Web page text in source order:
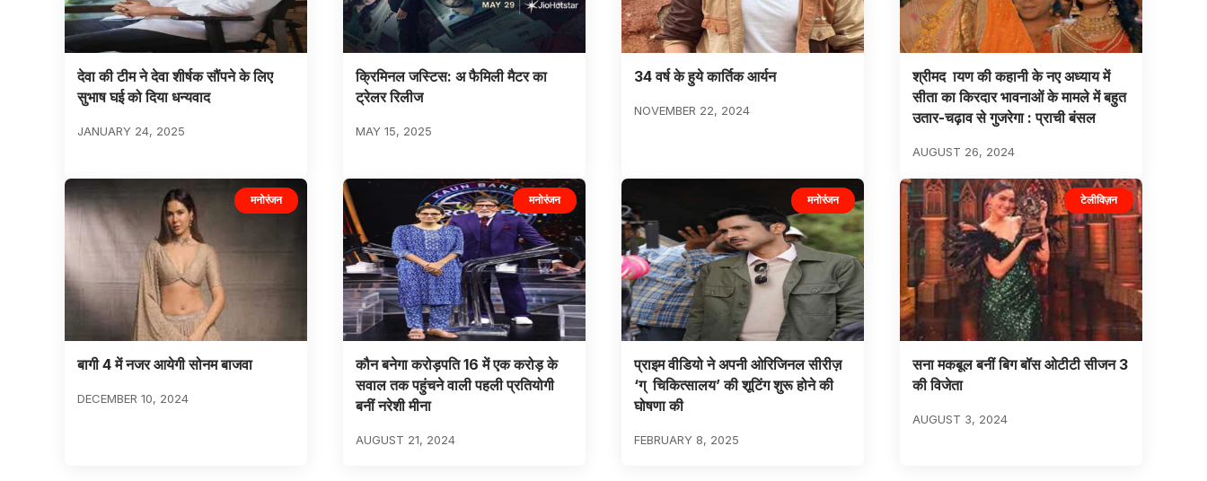
देवा की टीम ने देवा शीर्षक सौंपने के लिए
सुभाष घई को दिया धन्यवाद
JANUARY 24, 2025
क्रिमिनल जस्टिस: अ फैमिली मैटर का
ट्रेलर रिलीज
MAY 15, 2025
34 वर्ष के हुये कार्तिक आर्यन
NOVEMBER 22, 2024
श्रीमद ायण की कहानी के नए अध्याय में
सीता का किरदार भावनाओं के मामले में बहुत
उतार-चढ़ाव से गुजरेगा : प्राची बंसल
AUGUST 26, 2024
मनोरंजन
बागी 4 में नजर आयेगी सोनम बाजवा
DECEMBER 10, 2024
मनोरंजन
कौन बनेगा करोड़पति 16 में एक करोड़ के
सवाल तक पहुंचने वाली पहली प्रतियोगी
बनीं नरेशी मीना
AUGUST 21, 2024
मनोरंजन
प्राइम वीडियो ने अपनी ओरिजिनल सीरीज़
‘ग् चिकित्सालय’ की शूटिंग शुरू होने की
घोषणा की
FEBRUARY 8, 2025
टेलीविज़न
सना मकबूल बनीं बिग बॉस ओटीटी सीजन 3
की विजेता
AUGUST 3, 2024